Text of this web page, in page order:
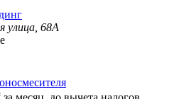
улица, 68А